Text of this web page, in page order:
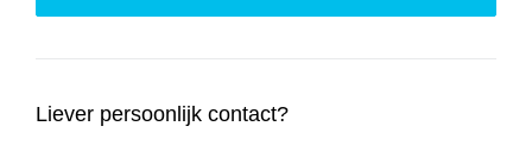
Liever persoonlijk contact?